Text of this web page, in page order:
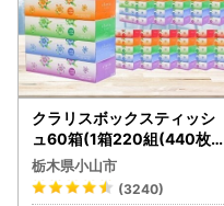
クラリスボックスティッシ
ュ60箱(1箱220組(440枚))
(5個入り×12セット)【配送
不可地域：離島・沖縄県】
【1256759】
栃木県小山市
(3240)